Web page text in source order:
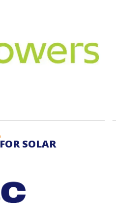
FOR SOLAR